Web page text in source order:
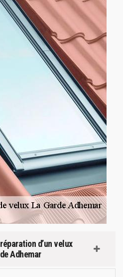
d’un velux
Adhemar